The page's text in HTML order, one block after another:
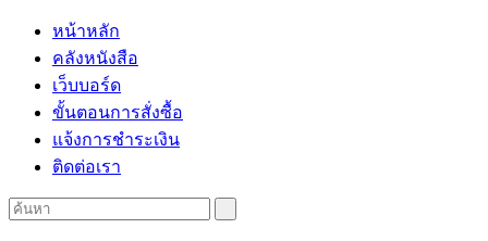
หน้าหลัก
คลังหนังสือ
เว็บบอร์ด
ขั้นตอนการสั่งซื้อ
แจ้งการชำระเงิน
ติดต่อเรา